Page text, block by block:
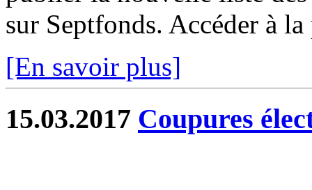
sur Septfonds. Accéder à
[En savoir plus]
15.03.2017 Coupures